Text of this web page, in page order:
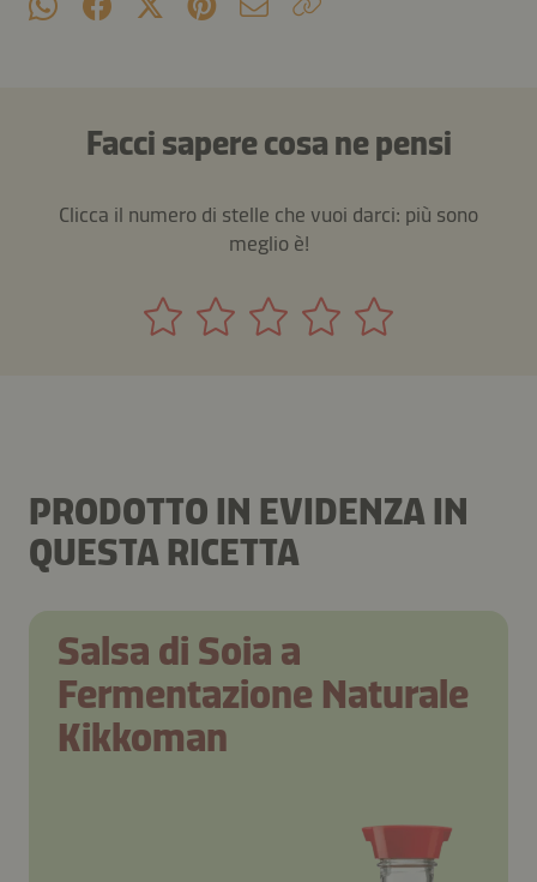
Facci sapere cosa ne pensi
Clicca il numero di stelle che vuoi darci: più sono
meglio è!
PRODOTTO IN EVIDENZA IN
QUESTA RICETTA
Salsa di Soia a
Fermentazione Naturale
Kikkoman